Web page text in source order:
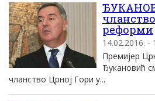
реформи
14.02.2016. -
Премиjер
Ђукановић
чланство Црноj Гори у...